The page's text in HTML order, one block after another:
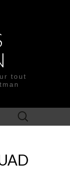
tout
Rechercher :